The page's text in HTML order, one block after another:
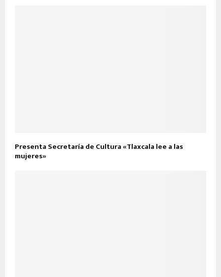
Presenta Secretaría de Cultura «Tlaxcala lee a las
mujeres»